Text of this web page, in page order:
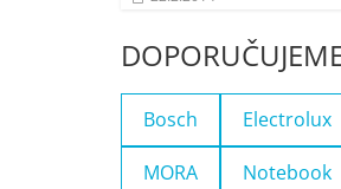
Bosch Electrolux
MORA Notebook